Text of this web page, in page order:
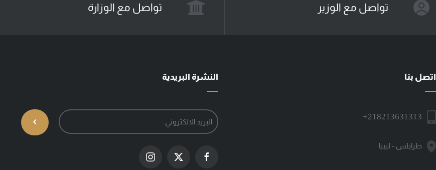
تواصل مع الوزير تواصل مع الوزارة
اتصل بنا
+218213631313
طرابلس - ليبيا
النشرة البريدية